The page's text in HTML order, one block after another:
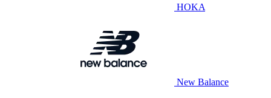
HOKA
New Balance